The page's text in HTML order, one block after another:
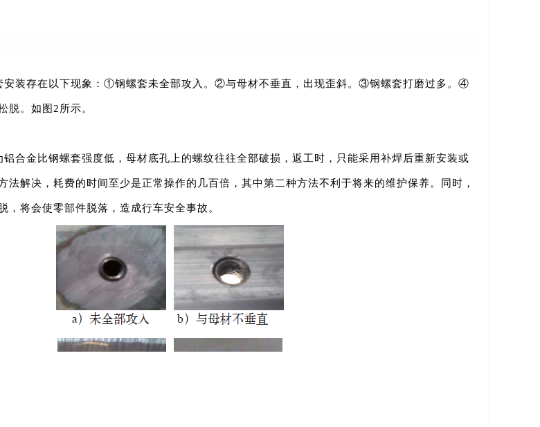
安装存在以下现象：①钢螺套未全部攻入。②与母材不垂直，出现歪斜。③钢螺套打磨过多。④
脱。如图2所示。
铝合金比钢螺套强度低，母材底孔上的螺纹往往全部破损，返工时，只能采用补焊后重新安装或
法解决，耗费的时间至少是正常操作的几百倍，其中第二种方法不利于将来的维护保养。同时，
，将会使零部件脱落，造成行车安全事故。